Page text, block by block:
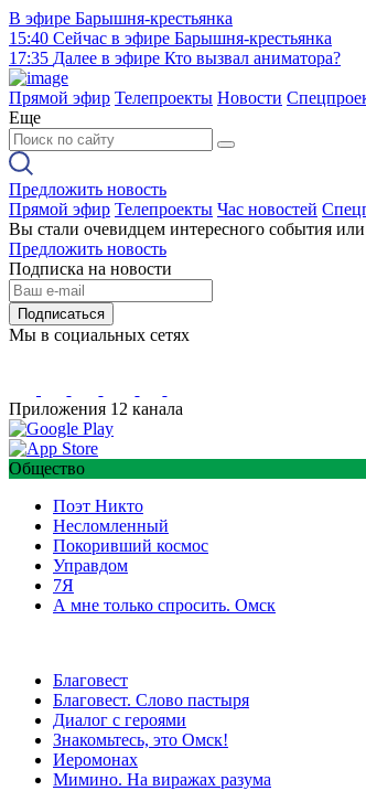
В эфире Барышня-крестьянка
15:40 Сейчас в эфире Барышня-крестьянка
17:35 Далее в эфире Кто вызвал аниматора?
Прямой эфир Телепроекты Новости
Еще
Предложить новость
Прямой эфир Телепроекты Час новостей
Вы стали очевидцем интересного события
Предложить новость
Подписка на новости
Подписаться
Мы в социальных сетях
Приложения 12 канала
Общество
Поэт Никто
Несломленный
Покоривший космос
Управдом
7Я
А мне только спросить. Омск
Благовест
Благовест. Слово пастыря
Диалог с героями
Знакомьтесь, это Омск!
Иеромонах
Мимино. На виражах разума